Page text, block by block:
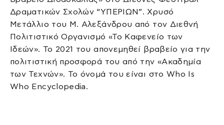
Δραματικών Σχολών “ΥΠΕΡΙΩΝ”. Χρυσό
Μετάλλιο του Μ. Αλεξάνδρου από τον Διεθνή
Πολιτιστικό Οργανισμό «Το Καφενείο των
Ιδεών». Το 2021 του απονεμηθεί βραβείο για την
πολιτιστική προσφορά του από την «Ακαδημία
των Τεχνών». Το όνομά του είναι στο Who Is
Who Encyclopedia.